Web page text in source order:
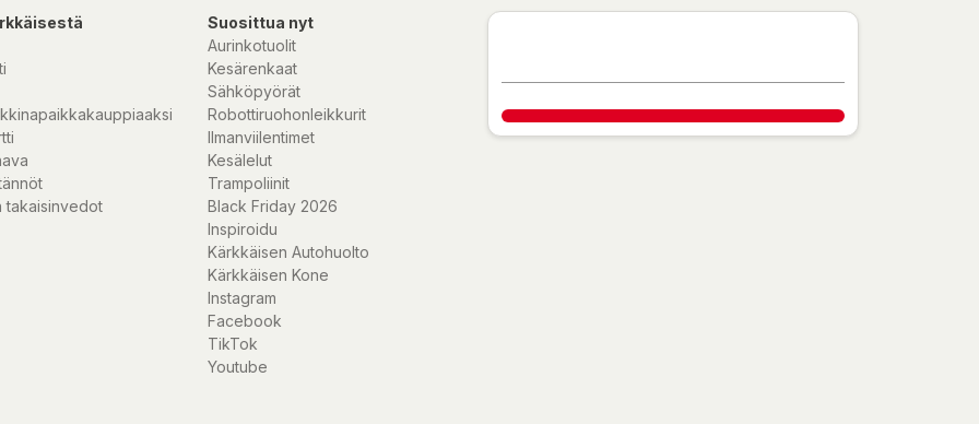
takaisinvedot
Suosittua nyt
Aurinkotuolit
Kesärenkaat
Sähköpyörät
Robottiruohonleikkurit
Ilmanviilentimet
Kesälelut
Trampoliinit
Black Friday 2026
Inspiroidu
Kärkkäisen Autohuolto
Kärkkäisen Kone
Instagram
Facebook
TikTok
Youtube